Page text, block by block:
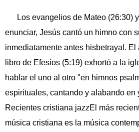
Los evangelios de Mateo (26:30)
enunciar, Jesús cantó un himno con
inmediatamente antes hisbetrayal. El
libro de Efesios (5:19) exhortó a la
hablar el uno al otro "en himnos
espirituales, cantando y alabando en
Recientes cristiana jazzEl más
música cristiana es la música